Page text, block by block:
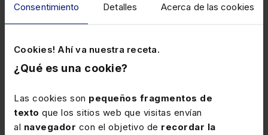
Consentimiento Detalles Acerca de las cookies
Cookies! Ahí va nuestra receta.
¿Qué es una cookie?
Las cookies son pequeños fragmentos de
texto que los sitios web que visitas envían
al navegador con el objetivo de recordar la
Mementos Lefebvre.
Manuales doctrinales
Los manuales doctrinalesrecogen la doctrina
de los diferentes autores acerca de las
diferentes ramas jurídicas. Contienen